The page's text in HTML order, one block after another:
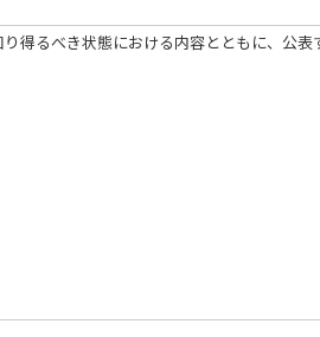
得るべき状態における内容とともに、公